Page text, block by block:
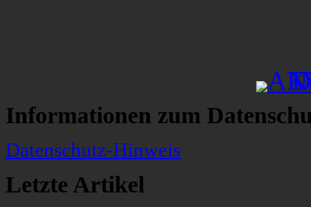
Informationen zum
Datenschutz-Hinweis
Letzte Artikel